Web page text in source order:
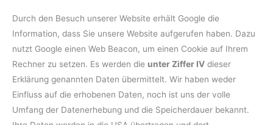
Durch den Besuch unserer Website erhält Google die
Information, dass Sie unsere Website aufgerufen haben. Dazu
nutzt Google einen Web Beacon, um einen Cookie auf Ihrem
Rechner zu setzen. Es werden die unter Ziffer IV dieser
Erklärung genannten Daten übermittelt. Wir haben weder
Einfluss auf die erhobenen Daten, noch ist uns der volle
Umfang der Datenerhebung und die Speicherdauer bekannt.